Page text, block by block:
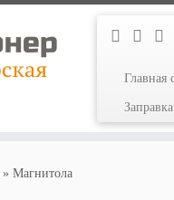
Главная
» Магнитола